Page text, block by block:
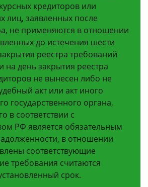
кредиторов или
лиц, заявленных после
не применяются в отношении
до истечения шести
реестра требований
на день закрытия реестра
не вынесен либо не
акт или акт иного
государственного органа,
в соответствии с
РФ является обязательным
в отношении
соответствующие
требования считаются
срок.